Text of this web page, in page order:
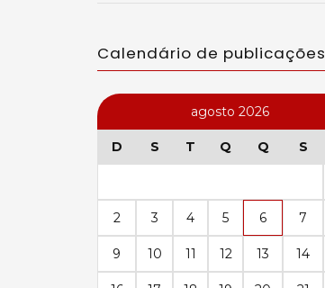
Calendário de publicações
agosto 2026
D S T Q Q S
2 3 4 5 6 7
9 10 11 12 13 14